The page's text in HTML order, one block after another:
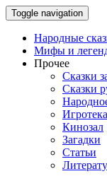
Toggle navigation
Народные
Мифы и
Прочее
Сказки
Сказки
Игротека
Кинозал
Загадки
Статьи